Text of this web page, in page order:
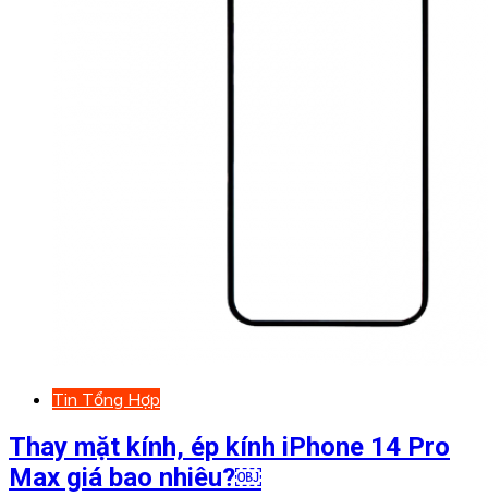
Tin Tổng Hợp
Thay mặt kính, ép kính iPhone 14 Pro
Max giá bao nhiêu?￼